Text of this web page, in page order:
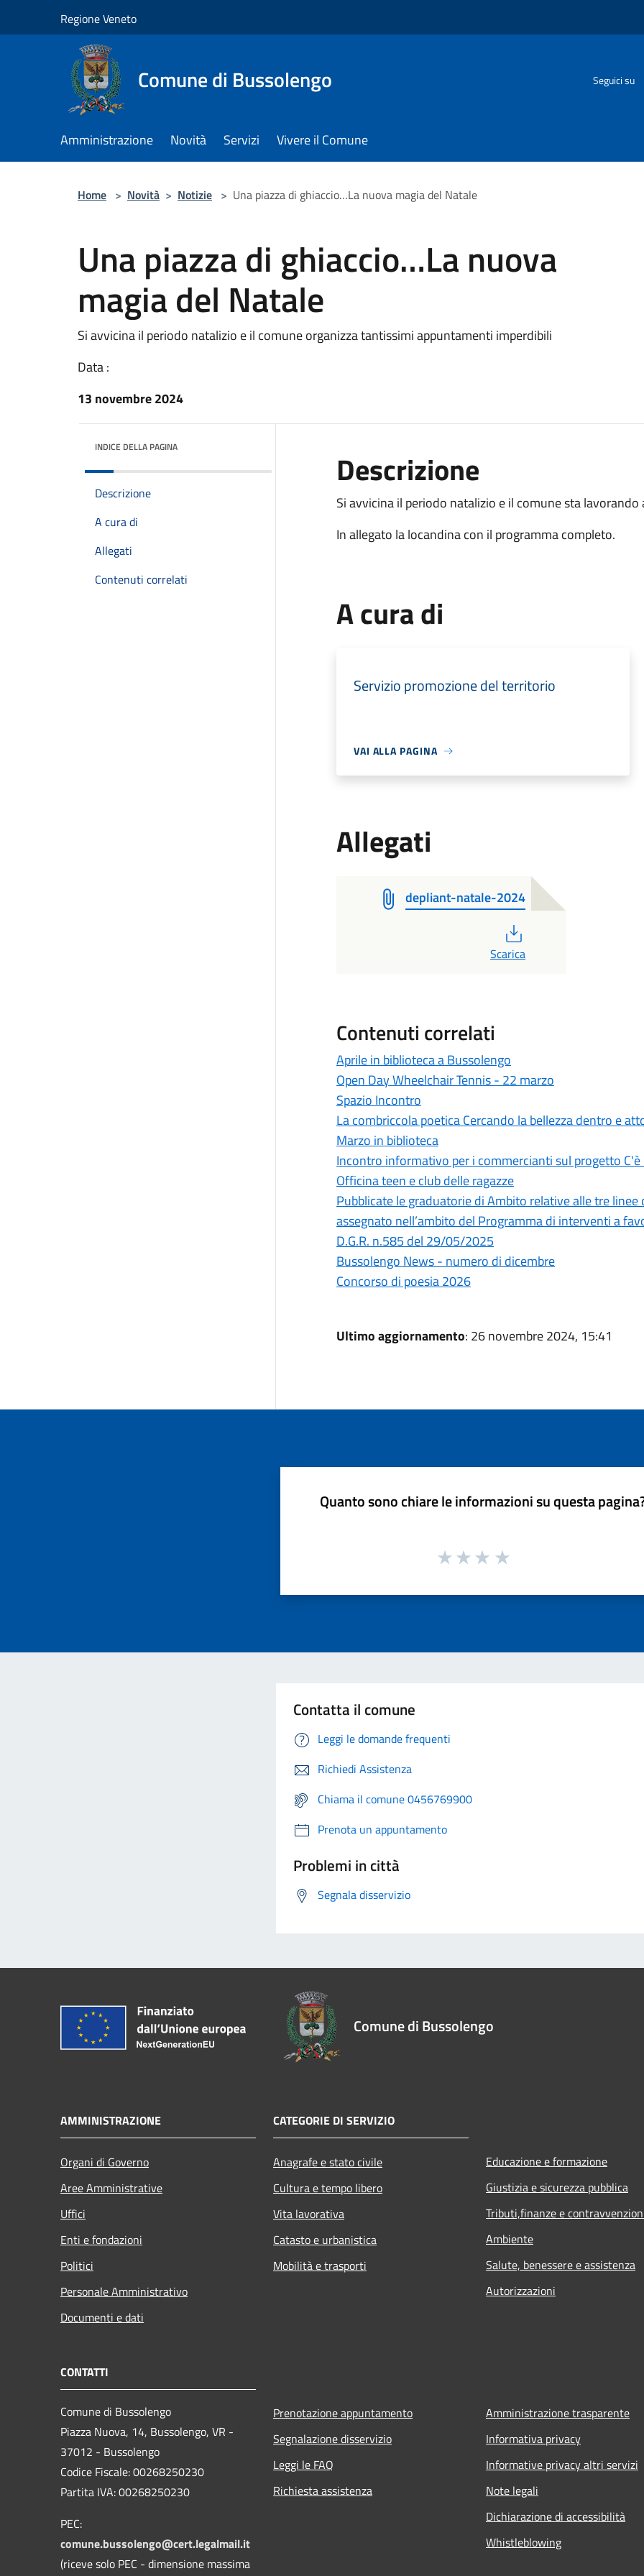
Regione Veneto
Comune di Bussolengo Seguici su
Amministrazione Novità Servizi Vivere il Comune
Home > Novità > Notizie > Una piazza di ghiaccio…La nuova magia del Natale
Una piazza di ghiaccio…La nuova
magia del Natale
Si avvicina il periodo natalizio e il comune organizza tantissimi appuntamenti imperdibili
Data :
13 novembre 2024
INDICE DELLA PAGINA
Descrizione
A cura di
Allegati
Contenuti correlati
Descrizione
Si avvicina il periodo natalizio e il comune sta
In allegato la locandina con il programma completo.
A cura di
Servizio promozione del territorio
VAI ALLA PAGINA
Allegati
depliant-natale-2024
Scarica
Contenuti correlati
Aprile in biblioteca a Bussolengo
Open Day Wheelchair Tennis - 22 marzo
Spazio Incontro
La combriccola poetica Cercando la bellezza dentro e
Marzo in biblioteca
Incontro informativo per i commercianti sul progetto C'è
Officina teen e club delle ragazze
Pubblicate le graduatorie di Ambito relative alle tre
assegnato nell’ambito del Programma di interventi a
D.G.R. n.585 del 29/05/2025
Bussolengo News - numero di dicembre
Concorso di poesia 2026
Ultimo aggiornamento: 26 novembre 2024, 15:41
Quanto sono chiare le informazioni su questa
Contatta il comune
Leggi le domande frequenti
Richiedi Assistenza
Chiama il comune 0456769900
Prenota un appuntamento
Problemi in città
Segnala disservizio
Comune di Bussolengo
AMMINISTRAZIONE
Organi di Governo
Aree Amministrative
Uffici
Enti e fondazioni
Politici
Personale Amministrativo
Documenti e dati
CATEGORIE DI SERVIZIO
Anagrafe e stato civile
Cultura e tempo libero
Vita lavorativa
Catasto e urbanistica
Mobilità e trasporti
Educazione e formazione
Giustizia e sicurezza pubblica
Tributi,finanze e
Ambiente
Salute, benessere e assistenza
Autorizzazioni
CONTATTI
Comune di Bussolengo
Piazza Nuova, 14, Bussolengo, VR -
37012 - Bussolengo
Codice Fiscale: 00268250230
Partita IVA: 00268250230
PEC:
comune.bussolengo@cert.legalmail.it
(riceve solo PEC - dimensione massima
Prenotazione appuntamento
Segnalazione disservizio
Leggi le FAQ
Richiesta assistenza
Amministrazione trasparente
Informativa privacy
Informative privacy altri servizi
Note legali
Dichiarazione di accessibilità
Whistleblowing